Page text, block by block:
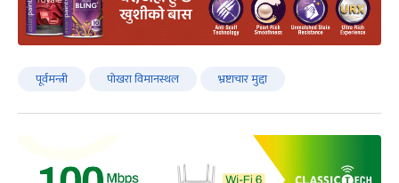
पूर्वमन्त्री पोखरा विमानस्थल भ्रष्टाचार मुद्दा